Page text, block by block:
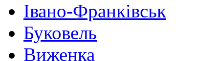
Івано-Франківськ
Буковель
Виженка